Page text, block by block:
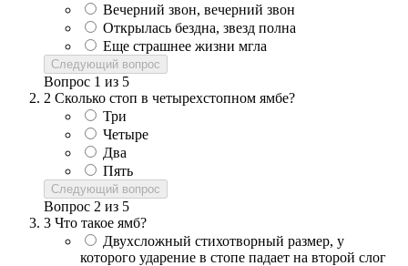
Вечерний звон, вечерний звон
Открылась бездна, звезд полна
Еще страшнее жизни мгла
Следующий вопрос
Вопрос 1 из 5
2 Сколько стоп в четырехстопном ямбе?
Три
Четыре
Два
Пять
Следующий вопрос
Вопрос 2 из 5
3 Что такое ямб?
Двухсложный стихотворный размер, у
которого ударение в стопе падает на второй слог